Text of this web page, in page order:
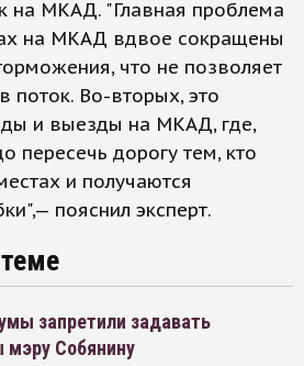
на МКАД. "Главная проблема
на МКАД вдвое сокращены
что не позволяет
поток. Во-вторых, это
и выезды на МКАД, где,
пересечь дорогу тем, кто
и получаются
пояснил эксперт.
запретили задавать
мэру Собянину